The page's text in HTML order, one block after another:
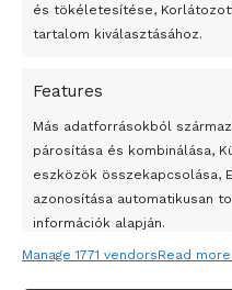
és tökéletesítése,
tartalom kiválasztásához.
Features
Más adatforrásokból
párosítása és kombinálása,
eszközök összekapcsolása,
azonosítása automatikusan
információk alapján.
Manage 1771 vendorsRead
A Vajdasági Magyar
Dzsingisz kán hódító
Kuramagomedov ötödik,
világkupa